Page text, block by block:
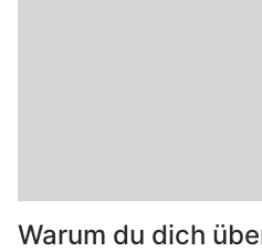
Warum du dich